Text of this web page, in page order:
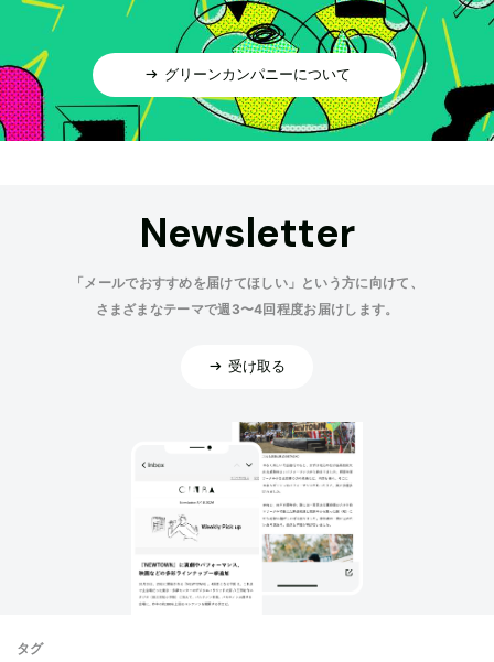
グリーンカンパニーについて
Newsletter
「メールでおすすめを届けてほしい」という方に向けて、
さまざまなテーマで週3〜4回程度お届けします。
受け取る
タグ